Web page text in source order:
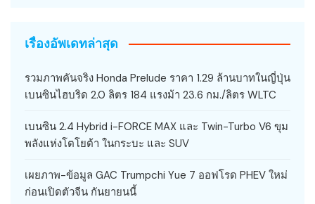
เรื่องอัพเดทล่าสุด
รวมภาพคันจริง Honda Prelude ราคา 1.29 ล้านบาทในญี่ปุ่น
เบนซินไฮบริด 2.0 ลิตร 184 แรงม้า 23.6 กม./ลิตร WLTC
เบนซิน 2.4 Hybrid i-FORCE MAX และ Twin-Turbo V6 ขุม
พลังแห่งโตโยต้า ในกระบะ และ SUV
เผยภาพ-ข้อมูล GAC Trumpchi Yue 7 ออฟโรด PHEV ใหม่
ก่อนเปิดตัวจีน กันยายนนี้